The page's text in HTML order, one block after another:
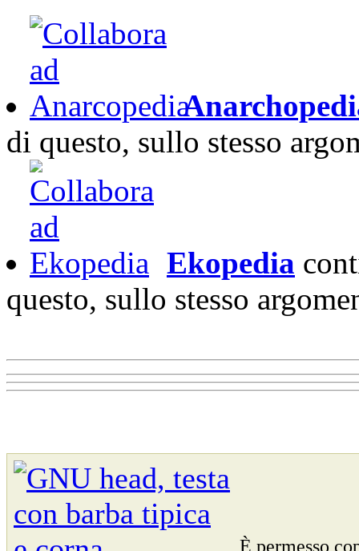
di questo, sullo stesso
Ekopedia
questo, sullo stesso
È permesso